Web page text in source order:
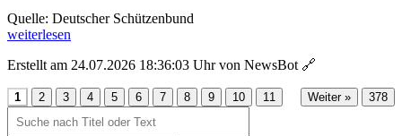
Quelle: Deutscher Schützenbund
weiterlesen
Erstellt am 24.07.2026 18:36:03 Uhr von NewsBot 🔗
1 2 3 4 5 6 7 8 9 10 11 Weiter » 378